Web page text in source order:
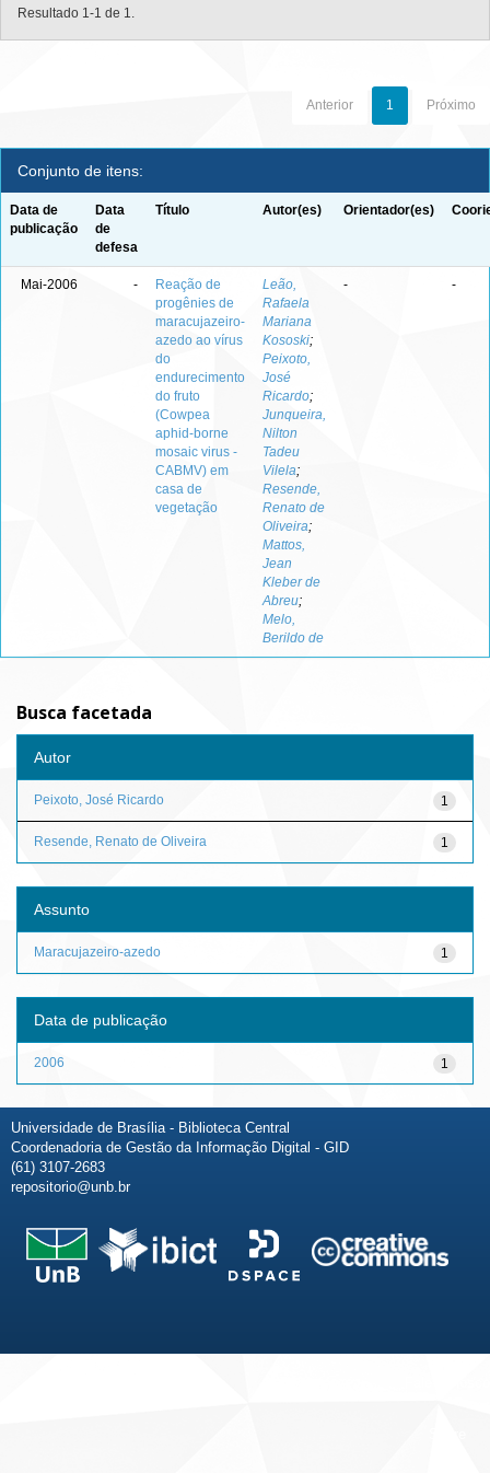
Resultado 1-1 de 1.
Anterior 1 Próximo
Conjunto de itens:
Data de
publicação
Data
de
defesa
Título Autor(es) Orientador(es)
Mai-2006 -
Reação de
progênies de
maracujazeiro-
azedo ao vírus
do
endurecimento
do fruto
(Cowpea
aphid-borne
mosaic virus -
CABMV) em
casa de
vegetação
Leão,
Rafaela
Mariana
Kososki;
Peixoto,
José
Ricardo;
Junqueira,
Nilton
Tadeu
Vilela;
Resende,
Renato de
Oliveira;
Mattos,
Jean
Kleber de
Abreu;
Melo,
Berildo de
- -
Busca facetada
Autor
1
Peixoto, José Ricardo
1
Resende, Renato de Oliveira
Assunto
1
Maracujazeiro-azedo
Data de publicação
1
2006
Universidade de Brasília - Biblioteca Central
Coordenadoria de Gestão da Informação Digital - GID
(61) 3107-2683
repositorio@unb.br